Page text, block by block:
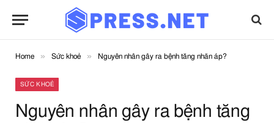
Home » Sức khoẻ » Nguyên nhân gây ra bệnh tăng nhãn áp?
SỨC KHOẺ
Nguyên nhân gây ra bệnh tăng